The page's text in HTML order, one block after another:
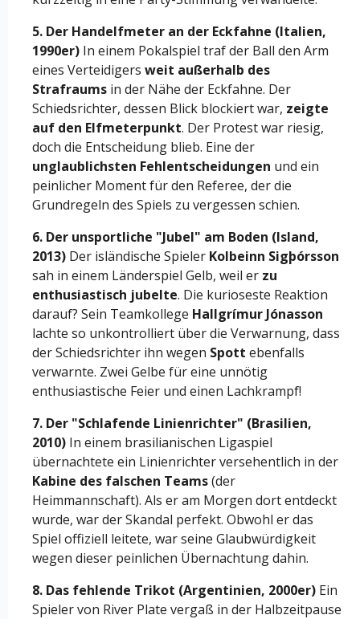
5. Der Handelfmeter an der Eckfahne (Italien,
1990er) In einem Pokalspiel traf der Ball den Arm
eines Verteidigers weit außerhalb des
Strafraums in der Nähe der Eckfahne. Der
Schiedsrichter, dessen Blick blockiert war, zeigte
auf den Elfmeterpunkt. Der Protest war riesig,
doch die Entscheidung blieb. Eine der
unglaublichsten Fehlentscheidungen und ein
peinlicher Moment für den Referee, der die
Grundregeln des Spiels zu vergessen schien.
6. Der unsportliche "Jubel" am Boden (Island,
2013) Der isländische Spieler Kolbeinn Sigþórsson
sah in einem Länderspiel Gelb, weil er zu
enthusiastisch jubelte. Die kurioseste Reaktion
darauf? Sein Teamkollege Hallgrímur Jónasson
lachte so unkontrolliert über die Verwarnung, dass
der Schiedsrichter ihn wegen Spott ebenfalls
verwarnte. Zwei Gelbe für eine unnötig
enthusiastische Feier und einen Lachkrampf!
7. Der "Schlafende Linienrichter" (Brasilien,
2010) In einem brasilianischen Ligaspiel
übernachtete ein Linienrichter versehentlich in der
Kabine des falschen Teams(der
Heimmannschaft). Als er am Morgen dort entdeckt
wurde, war der Skandal perfekt. Obwohl er das
Spiel offiziell leitete, war seine Glaubwürdigkeit
wegen dieser peinlichen Übernachtung dahin.
8. Das fehlende Trikot (Argentinien, 2000er) Ein
Spieler von River Plate vergaß in der Halbzeitpause